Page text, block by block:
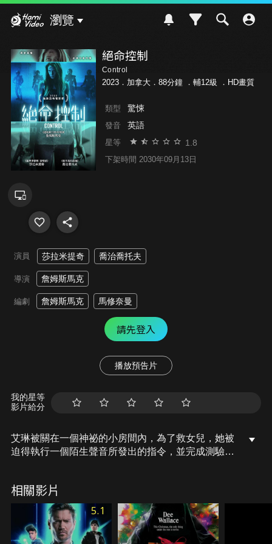
瀏覽
絕命控制
Control
2023．加拿大．88分鐘 ． 輔12級 ．HD畫質
類型 驚悚
發音 英語
星等 1.8
下架時間 2030年09月13日
演員 莎拉米提奇 喬治喬托夫
導演 詹姆斯馬克
編劇 詹姆斯馬克 馬修奈曼
請先登入
播放預告片
我的星等
影片給分
艾琳被關在一個神祕的小房間內，為了救女兒，她被
迫得執行一個陌生聲音所發出的指令，並完成測驗。
力量賦予艾琳自信，儘管得隻身面對一群武裝分子，
她仍計畫逃跑。當力量越大時，真相就越來越近……
相關影片
5.1